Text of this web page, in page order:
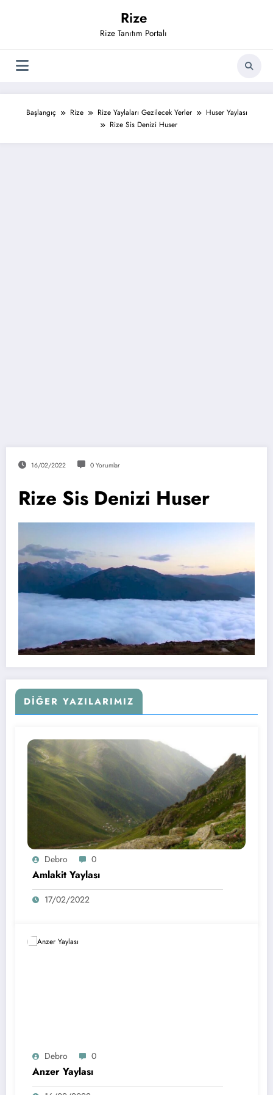
Rize
Rize Tanıtım Portalı
Başlangıç Rize Rize Yaylaları Gezilecek Yerler
Huser Yaylası
Rize Sis Denizi Huser
16/02/2022 0 Yorumlar
Rize Sis Denizi Huser
DIĞER YAZILARIMIZ
Debro 0
Amlakit Yaylası
17/02/2022
Debro 0
Anzer Yaylası